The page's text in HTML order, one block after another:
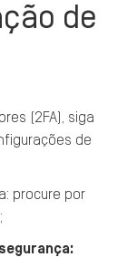
de
(2FA), siga
de
procure por